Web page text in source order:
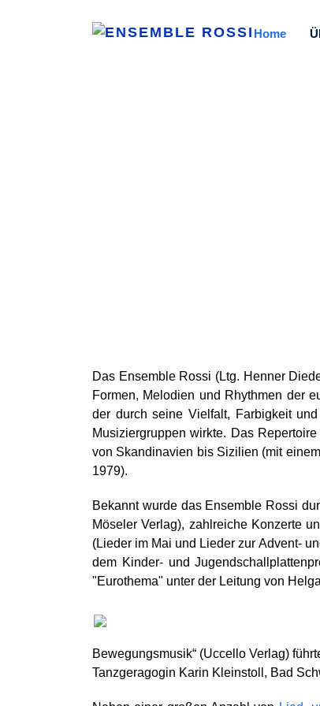
Home
Das Ensemble Rossi (Ltg. Henner
Formen, Melodien und Rhythmen der
der durch seine Vielfalt, Farbigkeit
Musiziergruppen wirkte. Das
von Skandinavien bis Sizilien (mit
1979).
Bekannt wurde das Ensemble Rossi
Möseler Verlag), zahlreiche Konzerte
(Lieder im Mai und Lieder zur Advent-
dem Kinder- und
"Eurothema" unter der Leitung von
Bewegungsmusik“ (Uccello Verlag)
Tanzgeragogin Karin Kleinstoll, Bad